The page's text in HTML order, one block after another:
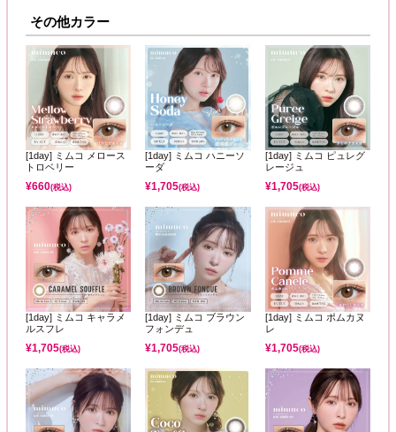
その他カラー
[1day] ミムコ メロース
トロベリー
¥660(税込)
[1day] ミムコ ハニーソ
ーダ
¥1,705(税込)
[1day] ミムコ ピュレグ
レージュ
¥1,705(税込)
[1day] ミムコ キャラメ
ルスフレ
¥1,705(税込)
[1day] ミムコ ブラウン
フォンデュ
¥1,705(税込)
[1day] ミムコ ポムカヌ
レ
¥1,705(税込)